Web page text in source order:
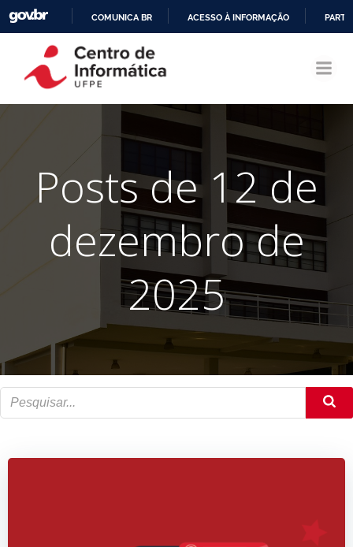
CONTEÚDO
COMUNICA BR ACESSO À INFORMAÇÃO
Posts de 12 de
dezembro de
2025